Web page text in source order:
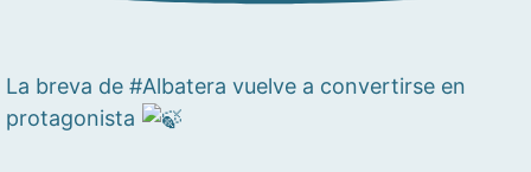
La breva de #Albatera vuelve a convertirse en
protagonista